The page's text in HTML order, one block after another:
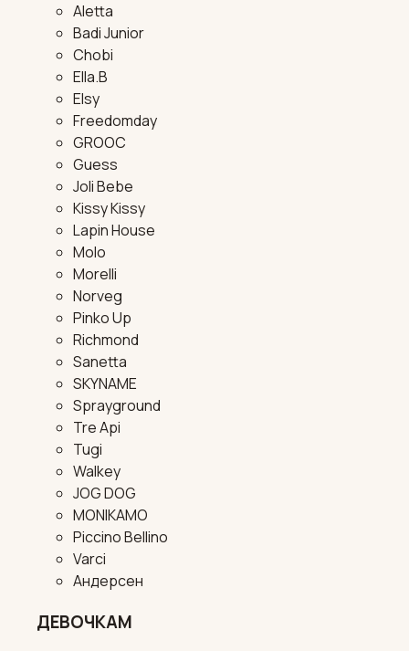
Aletta
Badi Junior
Chobi
Ella.B
Elsy
Freedomday
GROOC
Guess
Joli Bebe
Kissy Kissy
Lapin House
Molo
Morelli
Norveg
Pinko Up
Richmond
Sanetta
SKYNAME
Sprayground
Tre Api
Tugi
Walkey
JOG DOG
MONIKAMO
Piccino Bellino
Varci
Андерсен
ДЕВОЧКАМ